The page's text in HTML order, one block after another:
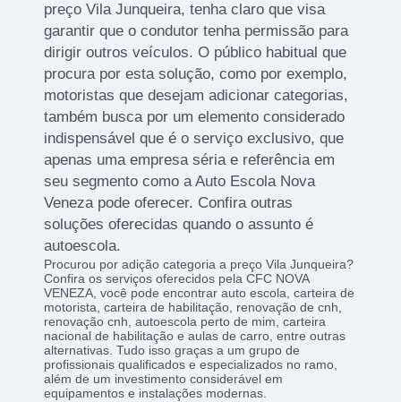
preço Vila Junqueira, tenha claro que visa
garantir que o condutor tenha permissão para
dirigir outros veículos. O público habitual que
procura por esta solução, como por exemplo,
motoristas que desejam adicionar categorias,
também busca por um elemento considerado
indispensável que é o serviço exclusivo, que
apenas uma empresa séria e referência em
seu segmento como a Auto Escola Nova
Veneza pode oferecer. Confira outras
soluções oferecidas quando o assunto é
autoescola.
Procurou por adição categoria a preço Vila Junqueira?
Confira os serviços oferecidos pela CFC NOVA
VENEZA, você pode encontrar auto escola, carteira de
motorista, carteira de habilitação, renovação de cnh,
renovação cnh, autoescola perto de mim, carteira
nacional de habilitação e aulas de carro, entre outras
alternativas. Tudo isso graças a um grupo de
profissionais qualificados e especializados no ramo,
além de um investimento considerável em
equipamentos e instalações modernas.